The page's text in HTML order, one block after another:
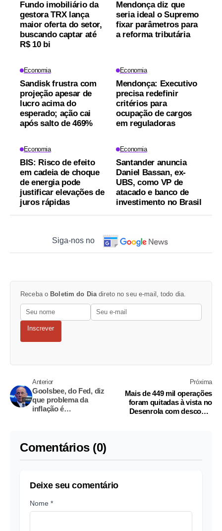
Fundo imobiliário da
gestora TRX lança
maior oferta do setor,
buscando captar até
R$ 10 bi
Mendonça diz que
seria ideal o Supremo
fixar parâmetros para
a reforma tributária
Economia
Sandisk frustra com
projeção apesar de
lucro acima do
esperado; ação cai
após salto de 469%
Economia
Mendonça: Executivo
precisa redefinir
critérios para
ocupação de cargos
em reguladoras
Economia
BIS: Risco de efeito
em cadeia de choque
de energia pode
justificar elevações de
juros rápidas
Economia
Santander anuncia
Daniel Bassan, ex-
UBS, como VP de
atacado e banco de
investimento no Brasil
Siga-nos no
Receba o Boletim do Diadireto no seu e-mail, todo dia.
Inscrever
Anterior
Goolsbee, do Fed, diz
que problema da
inflação é
Próxima
Mais de 449 mil operações
foram quitadas à vista no
Desenrola com desconto
Comentários (0)
Deixe seu comentário
Nome *